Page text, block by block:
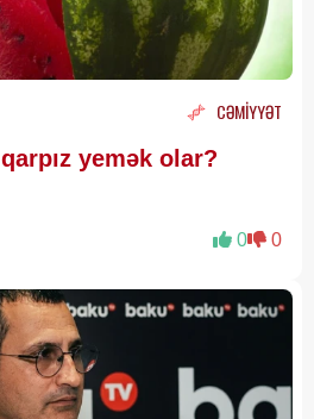
CƏMİYYƏT
qarpız yemək olar?
0 0